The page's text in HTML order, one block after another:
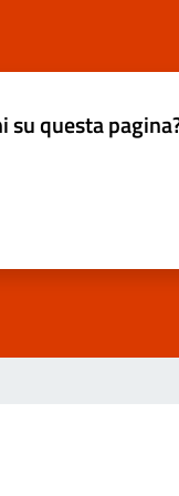
su questa